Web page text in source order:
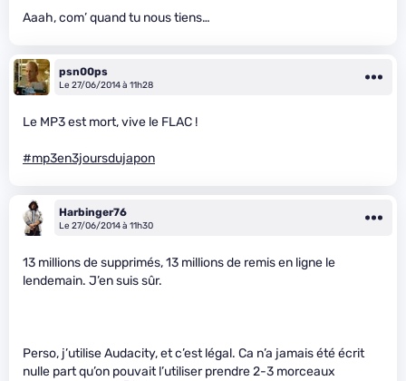
Aaah, com’ quand tu nous tiens…
psn00ps
Le 27/06/2014 à 11h28
Le MP3 est mort, vive le FLAC !
#mp3en3joursdujapon
Harbinger76
Le 27/06/2014 à 11h30
13 millions de supprimés, 13 millions de remis en ligne le
lendemain. J’en suis sûr.
Perso, j’utilise Audacity, et c’est légal. Ca n’a jamais été écrit
nulle part qu’on pouvait l’utiliser prendre 2-3 morceaux